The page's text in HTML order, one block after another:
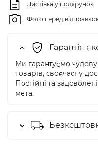
Листівка у подарунок
Фото перед
Гарантія
Ми гарантуємо чудову
товарів, своєчасну
Постійні та
мета.